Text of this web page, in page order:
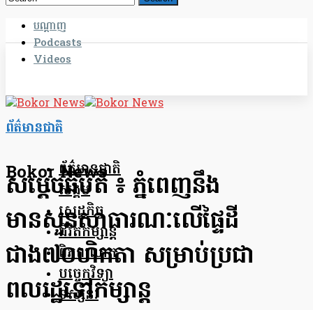
បណ្តាញ
Podcasts
Videos
Bokor News
ព័ត៌មានជាតិ
សង្គម
សេដ្ឋកិច្ច
ជីវិតកម្សាន្ត
ពិភពលោក
បច្ចេកវិទ្យា
ទស្សនៈ
ព័ត៌មានជាតិ
សម្ដេចធិបតី ៖ ភ្នំពេញនឹង
មានសួនសាធារណៈលើផ្ទៃដី
ជាង៧០ហិកតា សម្រាប់ប្រជា
ពលរដ្ឋទៅកម្សាន្ដ